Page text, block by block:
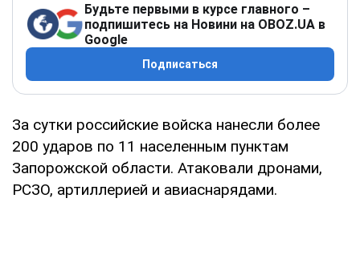
Будьте первыми в курсе главного –
подпишитесь на Новини на OBOZ.UA в
Google
Подписаться
За сутки российские войска нанесли более
200 ударов по 11 населенным пунктам
Запорожской области. Атаковали дронами,
РСЗО, артиллерией и авиаснарядами.